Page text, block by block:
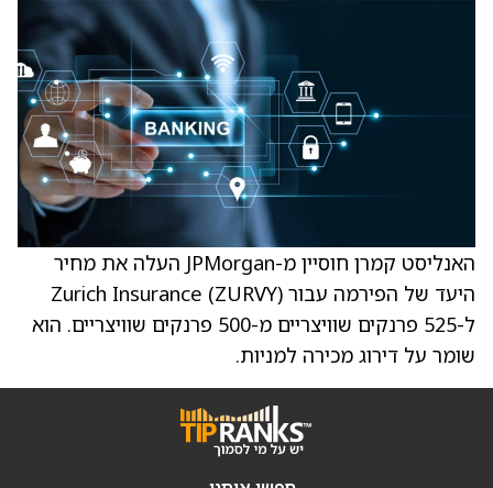
האנליסט קמרן חוסיין מ-JPMorgan העלה את מחיר
היעד של הפירמה עבור Zurich Insurance (ZURVY)
ל-525 פרנקים שוויצריים מ-500 פרנקים שוויצריים. הוא
שומר על דירוג מכירה למניות.